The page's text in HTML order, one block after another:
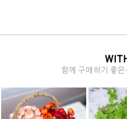
함께 구매하기 좋